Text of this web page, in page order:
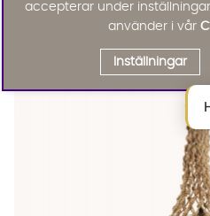
Hübsch
ELEGANT Taklampa Marmor Vit
accepterar under
använder i vår
Inställningar